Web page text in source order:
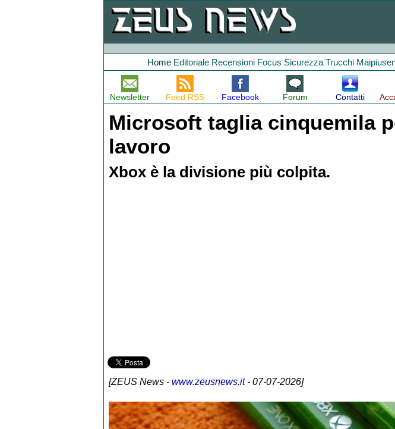
Home Editoriale Recensioni Focus Sicurezza Trucchi
Newsletter Feed RSS Facebook Forum Contatti
Microsoft taglia cinquemila
lavoro
Xbox è la divisione più colpita.
[ZEUS News- www.zeusnews.it- 07-07-2026]